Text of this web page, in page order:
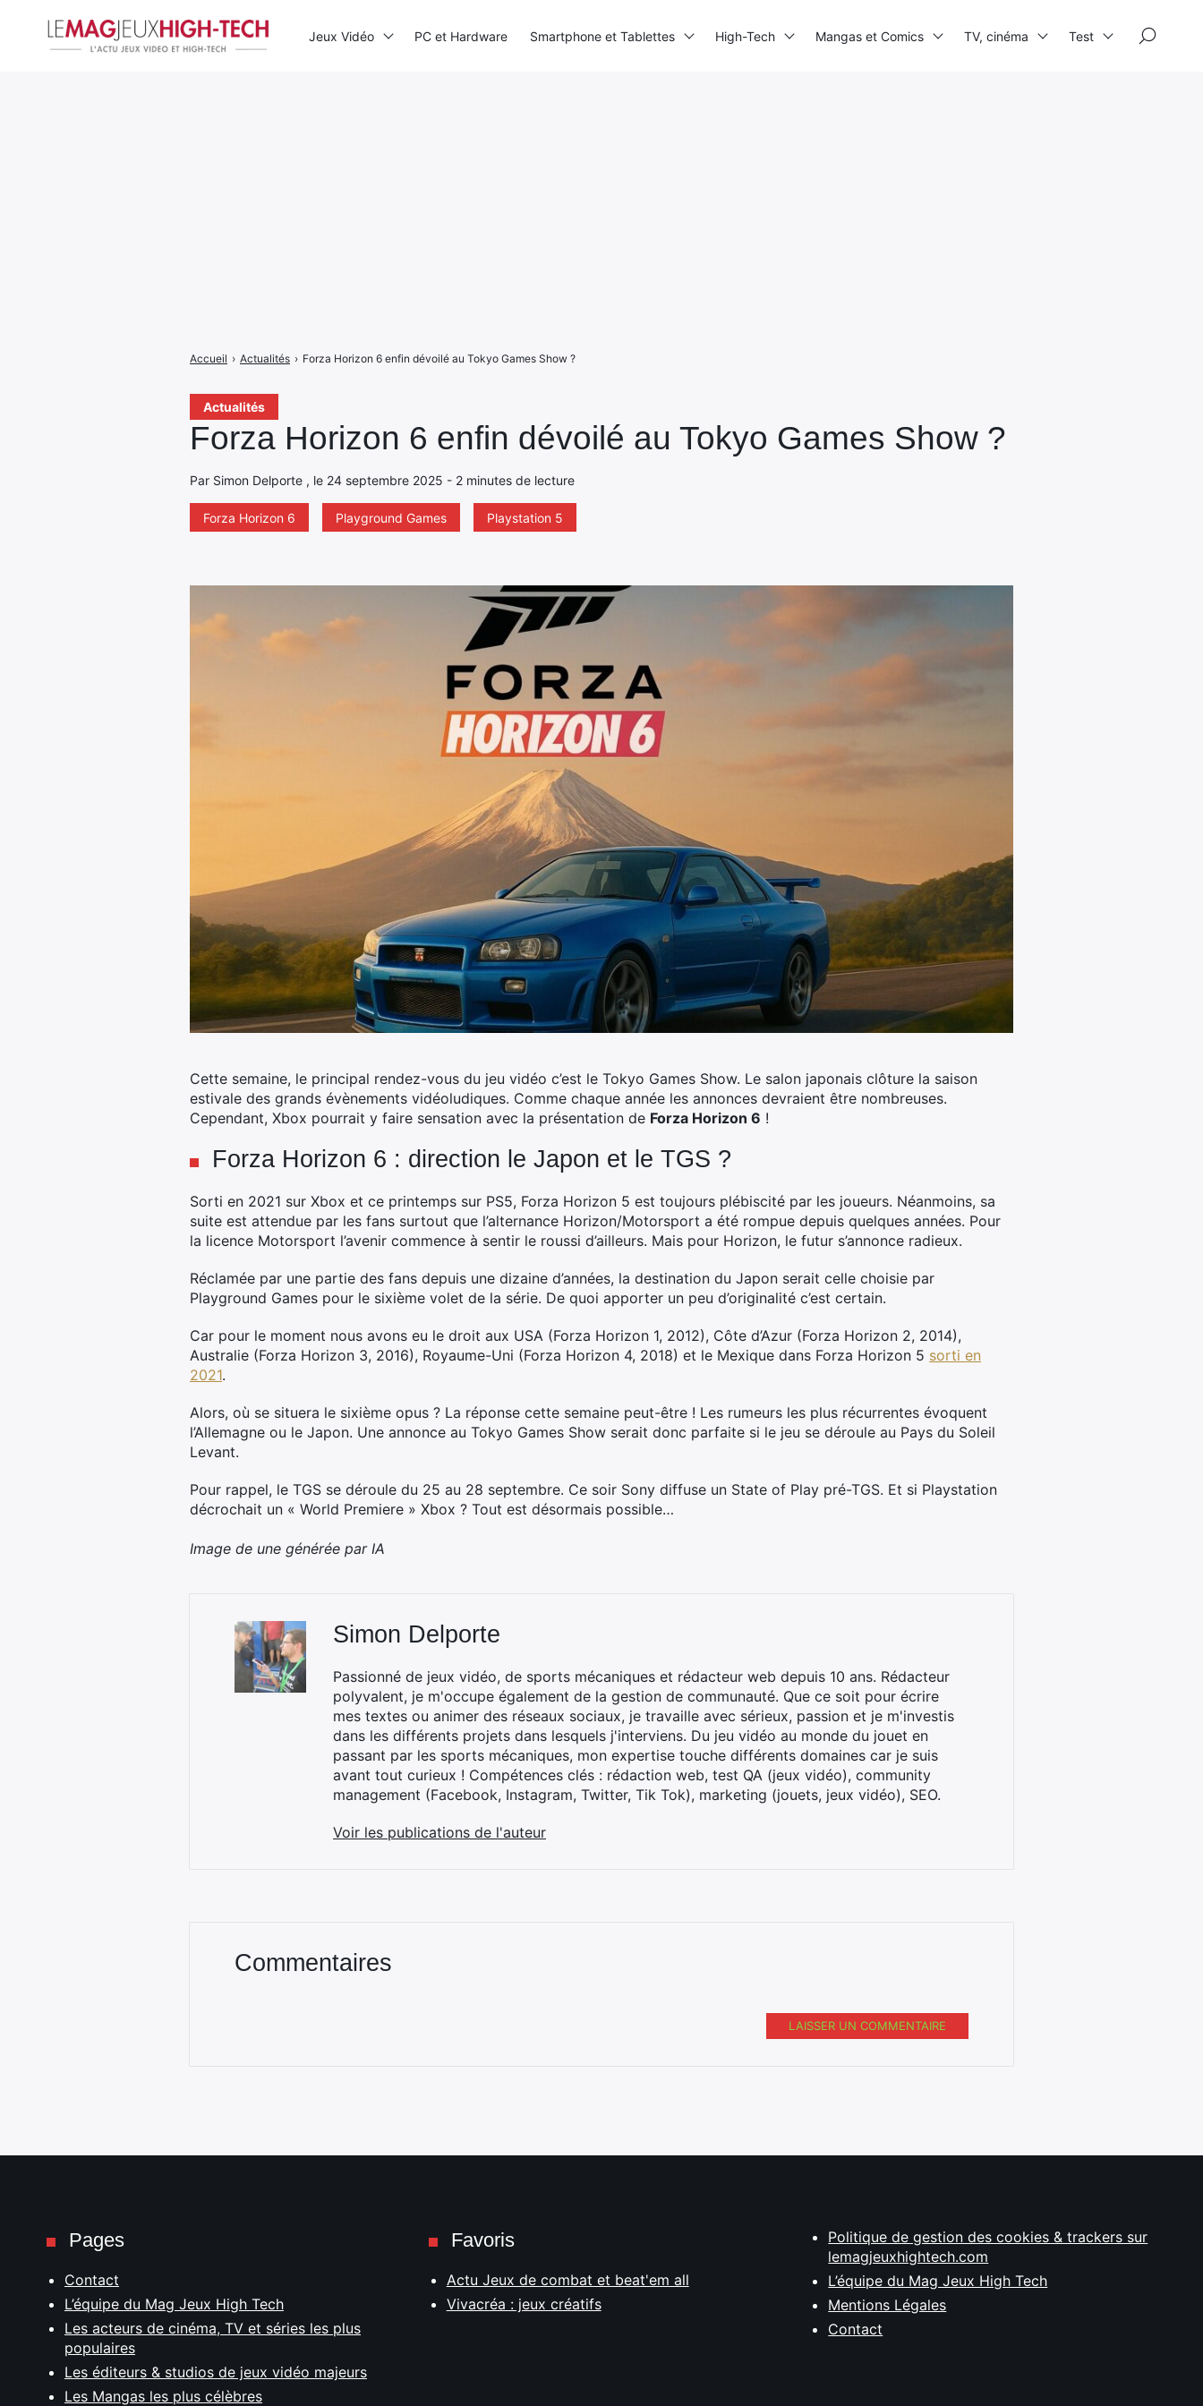
Actualités
Forza Horizon 6 enfin dévoilé au Tokyo Games Show ?
Par Simon Delporte , le 24 septembre 2025 - 2 minutes de lecture
Forza Horizon 6 Playground Games Playstation 5
Accueil › Actualités › Forza Horizon 6 enfin dévoilé au Tokyo Games Show ?
Cette semaine, le principal rendez-vous du jeu vidéo c’est le Tokyo Games Show. Le salon japonais clôture la saison
estivale des grands évènements vidéoludiques. Comme chaque année les annonces devraient être nombreuses.
Cependant, Xbox pourrait y faire sensation avec la présentation de Forza Horizon 6 !
Forza Horizon 6 : direction le Japon et le TGS ?
Sorti en 2021 sur Xbox et ce printemps sur PS5, Forza Horizon 5 est toujours plébiscité par les joueurs. Néanmoins, sa
suite est attendue par les fans surtout que l’alternance Horizon/Motorsport a été rompue depuis quelques années. Pour
la licence Motorsport l’avenir commence à sentir le roussi d’ailleurs. Mais pour Horizon, le futur s’annonce radieux.
Réclamée par une partie des fans depuis une dizaine d’années, la destination du Japon serait celle choisie par
Playground Games pour le sixième volet de la série. De quoi apporter un peu d’originalité c’est certain.
Car pour le moment nous avons eu le droit aux USA (Forza Horizon 1, 2012), Côte d’Azur (Forza Horizon 2, 2014),
Australie (Forza Horizon 3, 2016), Royaume-Uni (Forza Horizon 4, 2018) et le Mexique dans Forza Horizon 5 sorti en
2021.
Alors, où se situera le sixième opus ? La réponse cette semaine peut-être ! Les rumeurs les plus récurrentes évoquent
l’Allemagne ou le Japon. Une annonce au Tokyo Games Show serait donc parfaite si le jeu se déroule au Pays du Soleil
Levant.
Pour rappel, le TGS se déroule du 25 au 28 septembre. Ce soir Sony diffuse un State of Play pré-TGS. Et si Playstation
décrochait un « World Premiere » Xbox ? Tout est désormais possible…
Image de une générée par IA
Simon Delporte
Passionné de jeux vidéo, de sports mécaniques et rédacteur web depuis 10 ans. Rédacteur
polyvalent, je m'occupe également de la gestion de communauté. Que ce soit pour écrire
mes textes ou animer des réseaux sociaux, je travaille avec sérieux, passion et je m'investis
dans les différents projets dans lesquels j'interviens. Du jeu vidéo au monde du jouet en
passant par les sports mécaniques, mon expertise touche différents domaines car je suis
avant tout curieux ! Compétences clés : rédaction web, test QA (jeux vidéo), community
management (Facebook, Instagram, Twitter, Tik Tok), marketing (jouets, jeux vidéo), SEO.
Voir les publications de l'auteur
Commentaires
LAISSER UN COMMENTAIRE
Jeux Vidéo PC et Hardware Smartphone et Tablettes High-Tech Mangas et Comics TV, cinéma Test
Pages
Contact
L’équipe du Mag Jeux High Tech
Les acteurs de cinéma, TV et séries les plus
populaires
Les éditeurs & studios de jeux vidéo majeurs
Les Mangas les plus célèbres
Favoris
Actu Jeux de combat et beat'em all
Vivacréa : jeux créatifs
Politique de gestion des cookies & trackers sur
lemagjeuxhightech.com
L’équipe du Mag Jeux High Tech
Mentions Légales
Contact